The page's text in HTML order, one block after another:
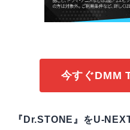
今すぐDMM
『Dr.STONE』をU-